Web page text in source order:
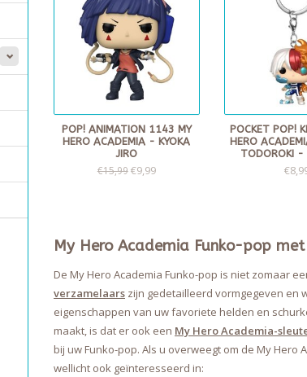
POP! ANIMATION 1143 MY
HERO ACADEMIA - KYOKA
JIRO
€15,99€9,99
POCKET POP!
HERO
TODOROKI -
My Hero Academia Funko-pop
De My Hero Academia Funko-pop is niet zomaar
verzamelaars zijn gedetailleerd vormgegeven en
eigenschappen van uw favoriete helden en
maakt, is dat er ook een My Hero Academia-
bij uw Funko-pop. Als u overweegt om de My Hero
wellicht ook geïnteresseerd in: